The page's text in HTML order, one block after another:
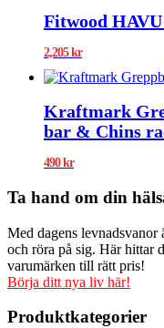
Fitwood
2,205kr
Kraftmark
bar & Chins
490kr
Ta hand om din
Med dagens levnadsvanor
och röra på sig. Här hittar
varumärken till rätt pris!
Börja ditt nya liv här!
Produktkategorier